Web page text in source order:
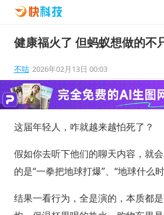
健康福火了 但蚂蚁想做的不
不咕 2026年02月13日 00:03
这届年轻人，咋就越来越怕死了？
假如你去听下他们的聊天内容，就
的是“一拳把地球打爆”、“地球什么时
结果一看行为，全是演的，本质都